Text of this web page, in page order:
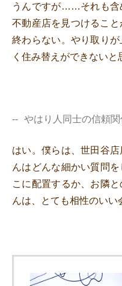
うんですが……それも含
不動産店を見つけるこ
終わらない。やり取り
く住み替えができない
やはり人同士の信頼
はい。僕らは、世田谷
んはどんな細かい質問
こに配置するか、お隣
んは、とても相性のい